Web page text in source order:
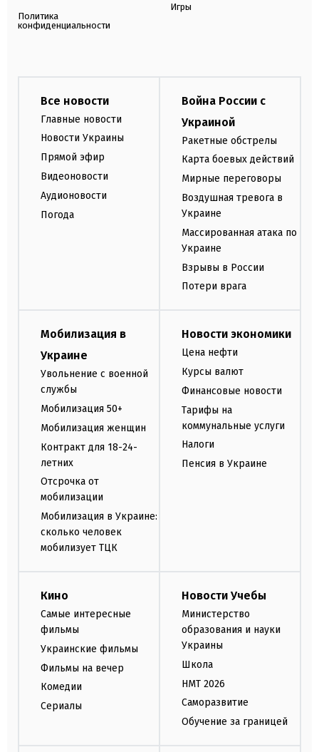
Политика
конфиденциальности
Игры
Все новости
Главные новости
Новости Украины
Прямой эфир
Видеоновости
Аудионовости
Погода
Война России с
Украиной
Ракетные обстрелы
Карта боевых действий
Мирные переговоры
Воздушная тревога в
Украине
Массированная атака по
Украине
Взрывы в России
Потери врага
Мобилизация в
Украине
Увольнение с военной
службы
Мобилизация 50+
Мобилизация женщин
Контракт для 18-24-
летних
Отсрочка от
мобилизации
Мобилизация в Украине:
сколько человек
мобилизует ТЦК
Новости экономики
Цена нефти
Курсы валют
Финансовые новости
Тарифы на
коммунальные услуги
Налоги
Пенсия в Украине
Кино
Самые интересные
фильмы
Украинские фильмы
Фильмы на вечер
Комедии
Сериалы
Новости Учебы
Министерство
образования и науки
Украины
Школа
НМТ 2026
Саморазвитие
Обучение за границей